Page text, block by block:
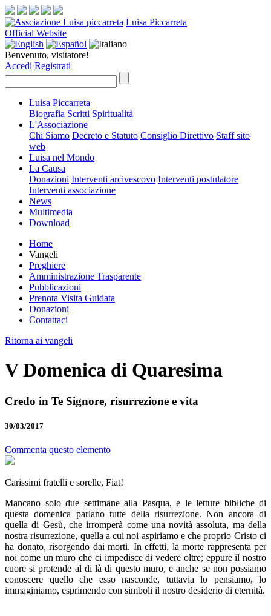
Luisa Piccarreta
Official Website
Benvenuto, visitatore!
Accedi Registrati
Luisa Piccarreta
Biografia Scritti Spiritualità
L'Associazione
Chi Siamo Decreto e Statuto Consiglio Direttivo Staff sito
web
Luisa nel Mondo
La Causa
Donazioni Interventi arcivescovo Interventi postulatore
Interventi associazione
News
Multimedia
Download
Home
Vangeli
Preghiere
Amministrazione Trasparente
Pubblicazioni
Prenota Visita Guidata
Donazioni
Contattaci
Ritorna ai vangeli
V Domenica di Quaresima
Credo in Te Signore, risurrezione e vita
30/03/2017
Commenta questo elemento
Carissimi fratelli e sorelle, Fiat!
Mancano solo due settimane alla Pasqua, e le letture bibliche di
questa domenica parlano tutte della risurrezione. Non ancora di
quella di Gesù, che irromperà come una novità assoluta, ma della
nostra risurrezione, quella a cui noi aspiriamo e che proprio Cristo ci
ha donato, risorgendo dai morti. In effetti, la morte rappresenta per
noi come un muro che ci impedisce di vedere oltre; eppure il nostro
cuore si protende al di là di questo muro, e anche se non possiamo
conoscere quello che esso nasconde, tuttavia lo pensiamo, lo
immaginiamo, esprimendo con simboli il nostro desiderio di eternità.